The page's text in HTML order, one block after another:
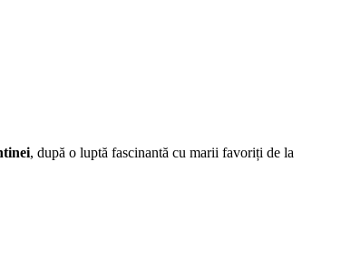
, după o luptă fascinantă cu marii favoriți de la